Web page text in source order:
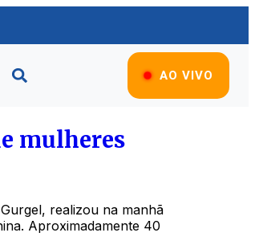
AO VIVO
mulheres
realizou na manhã
Aproximadamente 40